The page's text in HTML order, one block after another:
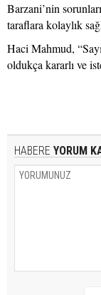
Barzani’nin
taraflara kolaylık
Haci Mahmud,
oldukça kararlı ve
HABERE YORUM